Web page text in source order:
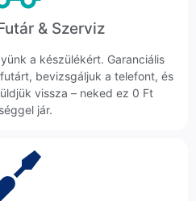
& Szerviz
a készülékért. Garanciális
bevizsgáljuk a telefont, és
vissza – neked ez 0 Ft
jár.